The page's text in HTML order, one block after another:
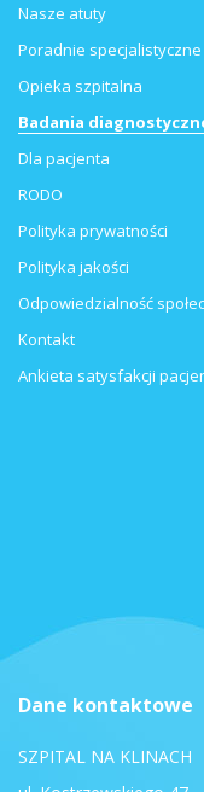
Nasze atuty
Poradnie specjalistyczne
Opieka szpitalna
Badania
Dla pacjenta
RODO
Polityka prywatności
Polityka jakości
Odpowiedzialność
Kontakt
Ankieta satysfakcji
Dane kontaktowe
SZPITAL NA KLINACH